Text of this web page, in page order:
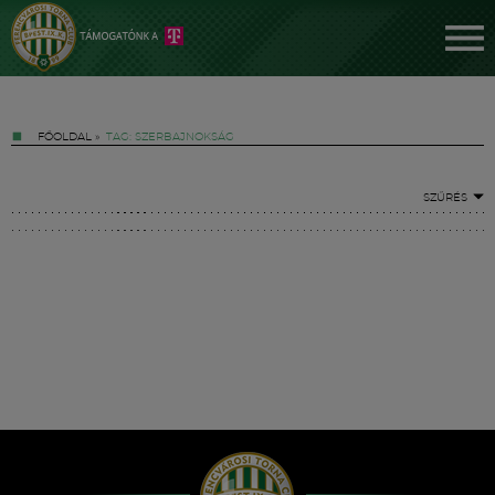
FŐOLDAL » TAG: SZERBAJNOKSÁG
SZŰRÉS
Hírek